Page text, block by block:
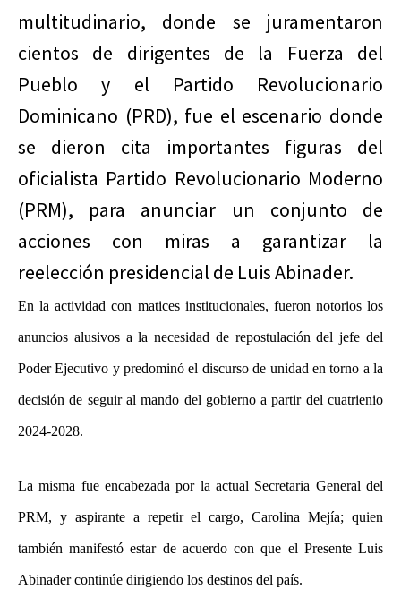
multitudinario, donde se juramentaron
cientos de dirigentes de la Fuerza del
Pueblo y el Partido Revolucionario
Dominicano (PRD), fue el escenario donde
se dieron cita importantes figuras del
oficialista Partido Revolucionario Moderno
(PRM), para anunciar un conjunto de
acciones con miras a garantizar la
reelección presidencial de Luis Abinader.
En la actividad con matices institucionales, fueron notorios los
anuncios alusivos a la necesidad de repostulación del jefe del
Poder Ejecutivo y predominó el discurso de unidad en torno a la
decisión de seguir al mando del gobierno a partir del cuatrienio
2024-2028.
La misma fue encabezada por la actual Secretaria General del
PRM, y aspirante a repetir el cargo, Carolina Mejía; quien
también manifestó estar de acuerdo con que el Presente Luis
Abinader continúe dirigiendo los destinos del país.